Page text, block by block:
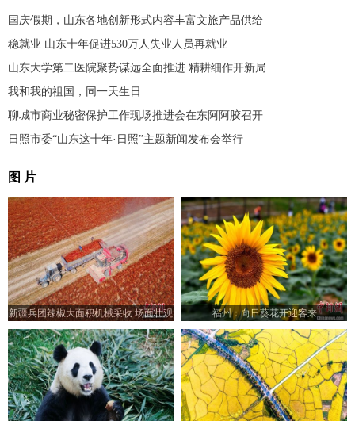
国庆假期，山东各地创新形式内容丰富文旅产品供给
稳就业 山东十年促进530万人失业人员再就业
山东大学第二医院聚势谋远全面推进 精耕细作开新局
我和我的祖国，同一天生日
聊城市商业秘密保护工作现场推进会在东阿阿胶召开
日照市委“山东这十年·日照”主题新闻发布会举行
图 片
新疆兵团辣椒大面积机械采收 场面壮观 福州：向日葵花开迎客来